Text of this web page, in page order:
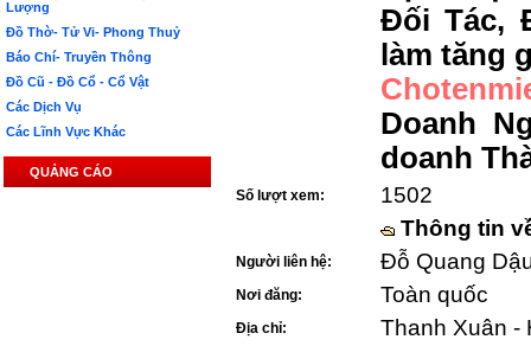
Lượng
Đồ Thờ- Tử Vi- Phong Thuỷ
Báo Chí- Truyền Thông
Đồ Cũ - Đồ Cổ - Cổ Vật
Các Dịch Vụ
Các Lĩnh Vực Khác
QUẢNG CÁO
Đối Tác,
làm tăng
Doanh
doanh
Số lượt xem:
1502
Thông tin
Người liên hệ: Đỗ Quang
Nơi đăng: Toàn quốc
Địa chỉ: Thanh Xuân -